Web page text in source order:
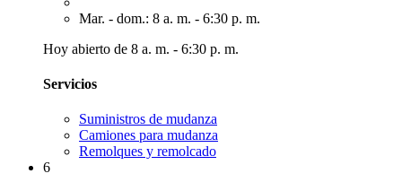
Mar. - dom.: 8 a. m. - 6:30 p. m.
Hoy abierto de 8 a. m. - 6:30 p. m.
Servicios
Suministros de mudanza
Camiones para mudanza
Remolques y remolcado
6